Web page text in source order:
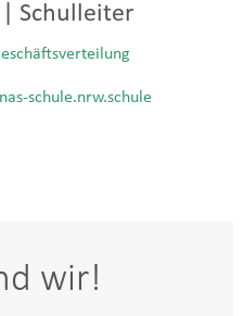
| Schulleiter
schule.nrw.schule
wir!